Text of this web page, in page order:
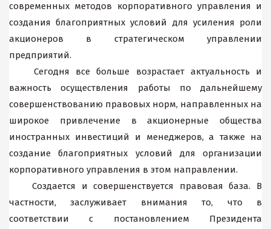
современных методов корпоративного управления и
создания благоприятных условий для усиления роли
акционеров в стратегическом управлении
предприятий.
Сегодня все больше возрастает актуальность и
важность осуществления работы по дальнейшему
совершенствованию правовых норм, направленных на
широкое привлечение в акционерные общества
иностранных инвестиций и менеджеров, а также на
создание благоприятных условий для организации
корпоративного управления в этом направлении.
Создается и совершенствуется правовая база. В
частности, заслуживает внимания то, что в
соответствии с постановлением Президента